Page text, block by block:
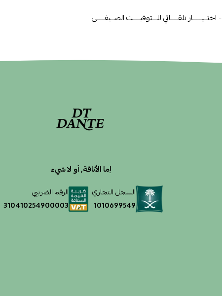
- اختــيــــــار تلقـــــائي للـــتوقيـــــت الصــيفـــــي
إما الأناقة, أو لا شيء
السجل التجاري
1010699549
الرقم الضريبي
310410254900003